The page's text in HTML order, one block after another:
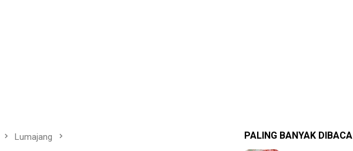
Lumajang PALING BANYAK DIBACA